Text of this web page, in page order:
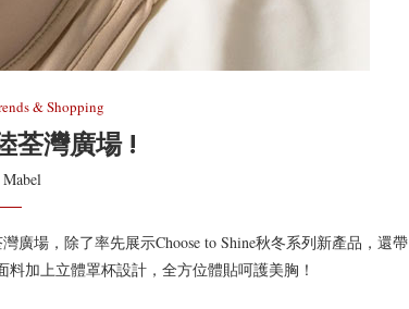
& Shopping
荃灣廣場 !
Mabel
廣場，除了率先展示Choose to Shine秋冬系列新產品，還帶
加上立體罩杯設計，全方位體貼呵護美胸！